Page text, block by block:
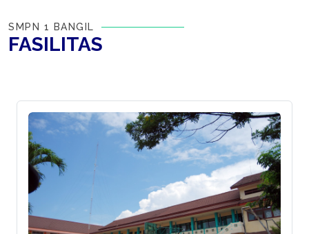
SMPN 1 BANGIL
FASILITAS